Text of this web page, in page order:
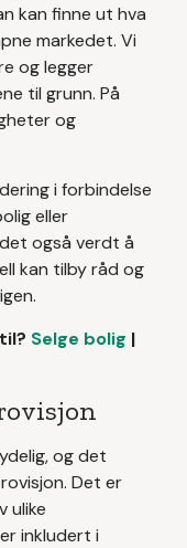
kan finne ut hva
markedet. Vi
og legger
til grunn. På
og
i forbindelse
eller
også verdt å
kan tilby råd og
Selge bolig |
og det
Det er
ulike
inkludert i